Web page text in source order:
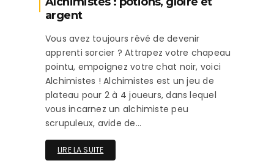
argent
Vous avez toujours rêvé de devenir
apprenti sorcier ? Attrapez votre chapeau
pointu, empoignez votre chat noir, voici
Alchimistes ! Alchimistes est un jeu de
plateau pour 2 à 4 joueurs, dans lequel
vous incarnez un alchimiste peu
scrupuleux, avide de…
LIRE LA SUITE